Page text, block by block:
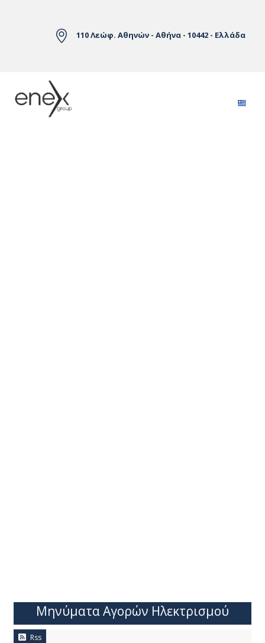
110 Λεώφ. Αθηνών - Αθήνα - 10442 - Ελλάδα
Αγορές Ηλεκτρικής Ενέργειας
Μηνύματα Αγορών Ηλεκτρισμού
Rss